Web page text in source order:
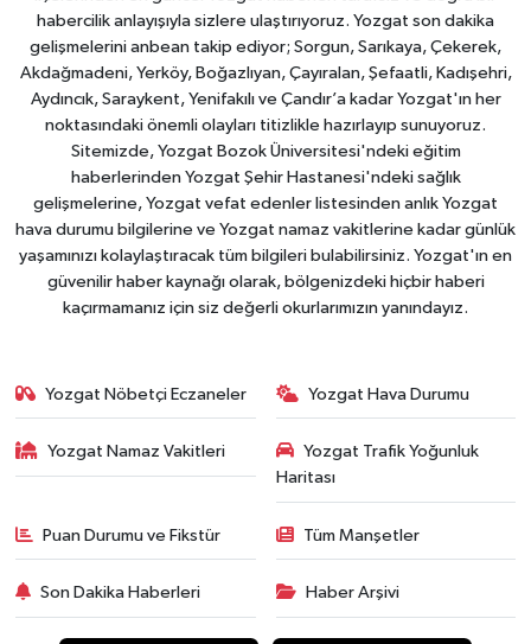
habercilik anlayışıyla sizlere ulaştırıyoruz. Yozgat son dakika
gelişmelerini anbean takip ediyor; Sorgun, Sarıkaya, Çekerek,
Akdağmadeni, Yerköy, Boğazlıyan, Çayıralan, Şefaatli, Kadışehri,
Aydıncık, Saraykent, Yenifakılı ve Çandır’a kadar Yozgat'ın her
noktasındaki önemli olayları titizlikle hazırlayıp sunuyoruz.
Sitemizde, Yozgat Bozok Üniversitesi'ndeki eğitim
haberlerinden Yozgat Şehir Hastanesi'ndeki sağlık
gelişmelerine, Yozgat vefat edenler listesinden anlık Yozgat
hava durumu bilgilerine ve Yozgat namaz vakitlerine kadar günlük
yaşamınızı kolaylaştıracak tüm bilgileri bulabilirsiniz. Yozgat'ın en
güvenilir haber kaynağı olarak, bölgenizdeki hiçbir haberi
kaçırmamanız için siz değerli okurlarımızın yanındayız.
Yozgat Nöbetçi Eczaneler Yozgat Hava Durumu
Yozgat Namaz Vakitleri
Yozgat Trafik Yoğunluk
Haritası
Puan Durumu ve Fikstür Tüm Manşetler
Son Dakika Haberleri Haber Arşivi